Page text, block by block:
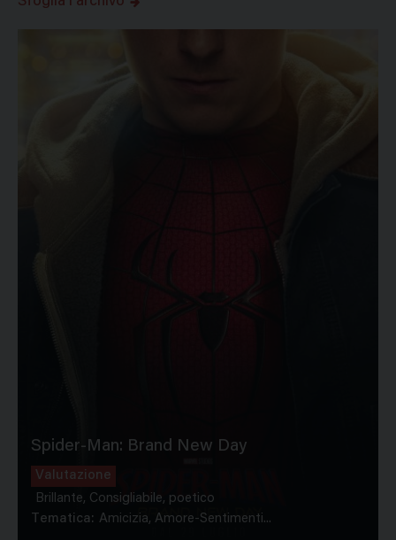
Spider-Man: Brand New Day
Valutazione
Brillante, Consigliabile, poetico
Tematica: Amicizia, Amore-Sentimenti...